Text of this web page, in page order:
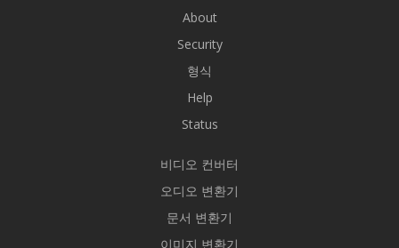
About
Security
형식
Help
Status
비디오 컨버터
오디오 변환기
문서 변환기
이미지 변환기